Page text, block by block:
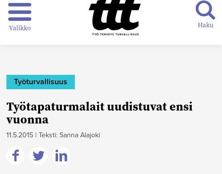
Valikko Haku
Työturvallisuus
Työtapaturmalait uudistuvat ensi
vuonna
11.5.2015 | Teksti: Sanna Alajoki